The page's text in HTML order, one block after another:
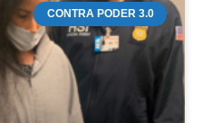
CONTRA PODER 3.0